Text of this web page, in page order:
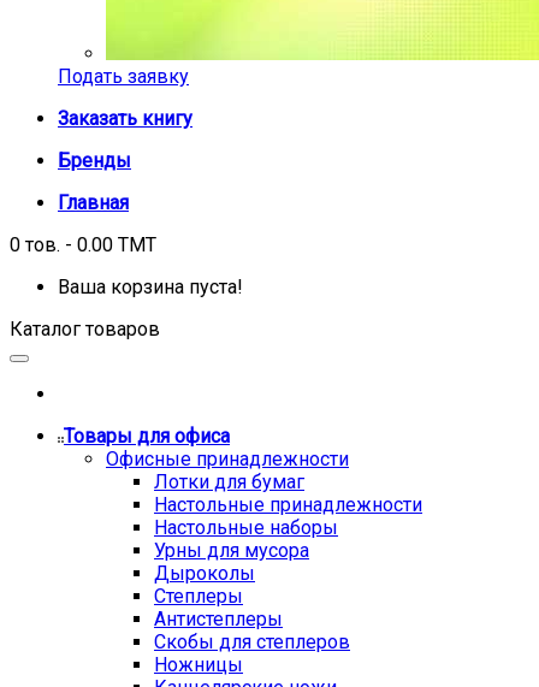
Подать заявку
Заказать книгу
Бренды
Главная
0 тов. - 0.00 TMT
Ваша корзина пуста!
Каталог товаров
Товары для офиса
Офисные принадлежности
Лотки для бумаг
Настольные принадлежности
Настольные наборы
Урны для мусора
Дыроколы
Степлеры
Антистеплеры
Скобы для степлеров
Ножницы